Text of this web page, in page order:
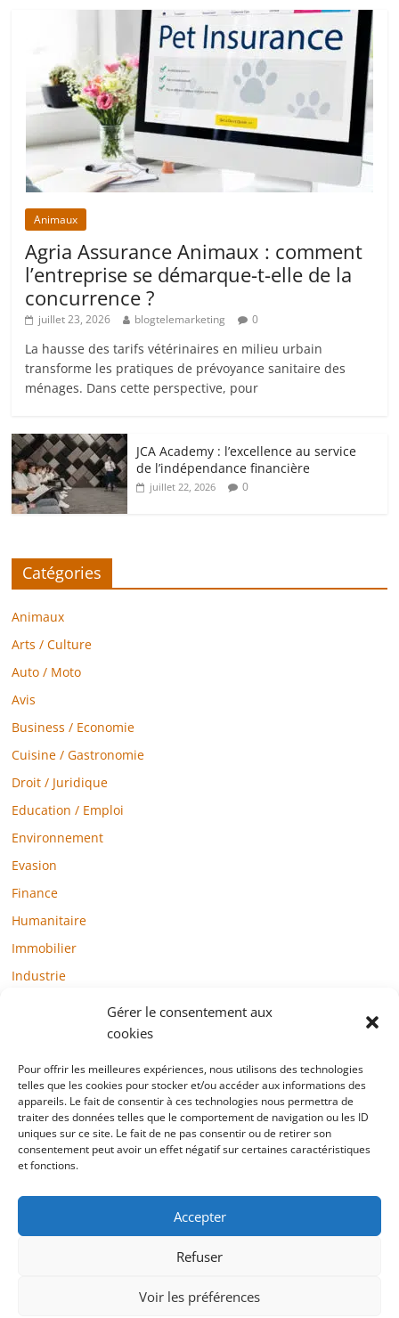
Gérer le consentement aux
cookies
Pour offrir les meilleures expériences, nous utilisons des technologies
telles que les cookies pour stocker et/ou accéder aux informations des
appareils. Le fait de consentir à ces technologies nous permettra de
traiter des données telles que le comportement de navigation ou les ID
uniques sur ce site. Le fait de ne pas consentir ou de retirer son
consentement peut avoir un effet négatif sur certaines caractéristiques
et fonctions.
Accepter
Refuser
Voir les préférences
Animaux
Agria Assurance Animaux : comment
l’entreprise se démarque-t-elle de la
concurrence ?
juillet 23, 2026 blogtelemarketing 0
La hausse des tarifs vétérinaires en milieu urbain
transforme les pratiques de prévoyance sanitaire des
ménages. Dans cette perspective, pour
JCA Academy : l’excellence au service
de l’indépendance financière
juillet 22, 2026 0
Catégories
Animaux
Arts / Culture
Auto / Moto
Avis
Business / Economie
Cuisine / Gastronomie
Droit / Juridique
Education / Emploi
Environnement
Evasion
Finance
Humanitaire
Immobilier
Industrie
Mode / Beauté / Bien-être
Santé
Société
Sports
Technologie / Internet
Mentions légales